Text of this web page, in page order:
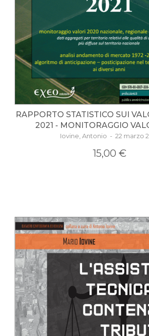
RAPPORTO STATISTICO SUI
2021 - MONITORAGGIO
Iovine, Antonio - 22 marzo
15,00 €